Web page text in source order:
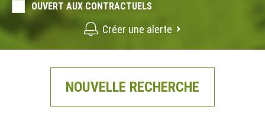
OUVERT AUX CONTRACTUELS
Créer une alerte
NOUVELLE RECHERCHE